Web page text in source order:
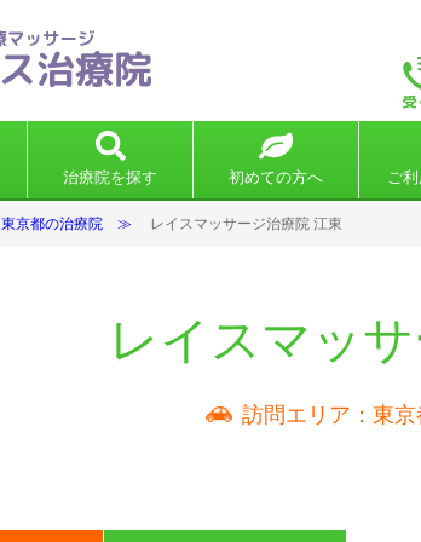
治療院を探す 初めての方へ ご
東京都の治療院 レイスマッサージ治療院 江東
レイスマッ
訪問エリア：東